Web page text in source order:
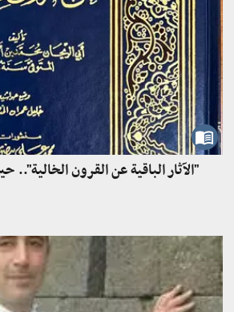
"الآثار الباقية عن القرون الخالية"..